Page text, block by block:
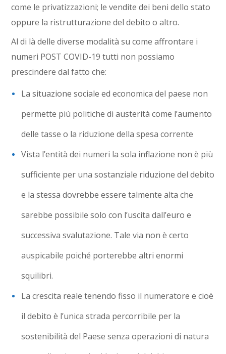
come le privatizzazioni; le vendite dei beni dello stato
oppure la ristrutturazione del debito o altro.
Al di là delle diverse modalità su come affrontare i
numeri POST COVID-19 tutti non possiamo
prescindere dal fatto che:
La situazione sociale ed economica del paese non
permette più politiche di austerità come l’aumento
delle tasse o la riduzione della spesa corrente
Vista l’entità dei numeri la sola inflazione non è più
sufficiente per una sostanziale riduzione del debito
e la stessa dovrebbe essere talmente alta che
sarebbe possibile solo con l’uscita dall’euro e
successiva svalutazione. Tale via non è certo
auspicabile poiché porterebbe altri enormi
squilibri.
La crescita reale tenendo fisso il numeratore e cioè
il debito è l’unica strada percorribile per la
sostenibilità del Paese senza operazioni di natura